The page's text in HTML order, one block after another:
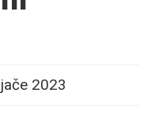
2023